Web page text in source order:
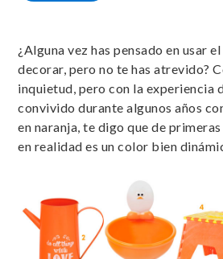
¿Alguna vez has pensado en usar
decorar, pero no te has atrevido?
inquietud, pero con la experiencia
convivido durante algunos años
en naranja, te digo que de
en realidad es un color bien